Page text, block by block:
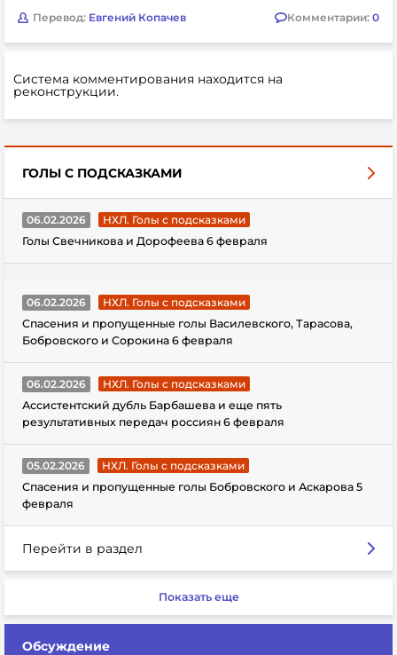
Перевод: Евгений Копачев Комментарии: 0
Система комментирования находится на
реконструкции.
ГОЛЫ С ПОДСКАЗКАМИ
06.02.2026
НХЛ. Голы с подсказками
Голы Свечникова и Дорофеева 6 февраля
06.02.2026
НХЛ. Голы с подсказками
Спасения и пропущенные голы Василевского, Тарасова,
Бобровского и Сорокина 6 февраля
06.02.2026
НХЛ. Голы с подсказками
Ассистентский дубль Барбашева и еще пять
результативных передач россиян 6 февраля
05.02.2026
НХЛ. Голы с подсказками
Спасения и пропущенные голы Бобровского и Аскарова 5
февраля
Перейти в раздел
Показать еще
Обсуждение